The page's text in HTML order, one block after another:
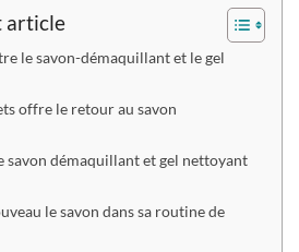
article
le savon-démaquillant et le gel
offre le retour au savon
démaquillant et gel nettoyant
le savon dans sa routine de